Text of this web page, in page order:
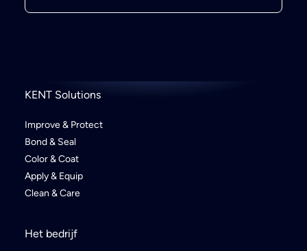
KENT Solutions
Improve & Protect
Bond & Seal
Color & Coat
Apply & Equip
Clean & Care
Het bedrijf